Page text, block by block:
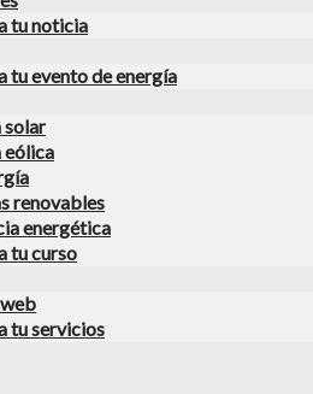
tu noticia
tu evento de energía
solar
eólica
renovables
energética
tu curso
tu servicios